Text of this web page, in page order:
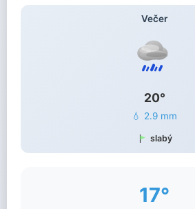
Večer
20°
💧 2.9 mm
slabý
17°